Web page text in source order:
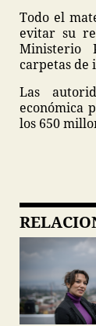
Todo el
evitar su
Ministerio
carpetas de
Las
económica
los 650